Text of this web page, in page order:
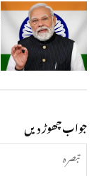
جواب چھوڑ دیں